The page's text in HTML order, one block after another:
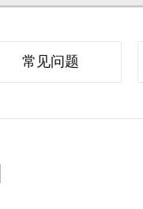
常见问题